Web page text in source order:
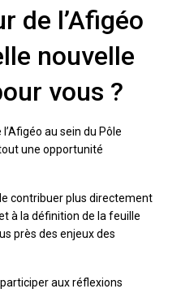
de l’Afigéo
nouvelle
vous ?
au sein du Pôle
une opportunité
contribuer plus directement
à la définition de la feuille
près des enjeux des
aux réflexions